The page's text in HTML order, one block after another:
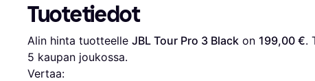
Tuotetiedot
Alin hinta tuotteelle JBL Tour Pro 3 Black on 199,00 €
5 kaupan joukossa.
Vertaa: